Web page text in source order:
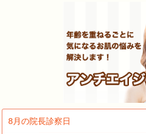
8月の院長診察日